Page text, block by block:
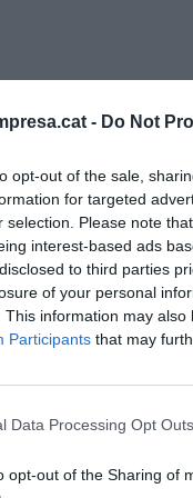
- Do Not
opt-out of the sale,
for targeted
selection. Please note
interest-based ads
to third parties
of your personal
This information may
Participants that may
Data Processing Opt Outs
opt-out of the Sharing of
del sector
Lali Soler, ha
dècada les
a l'hora
del mercat.
facilitat que
al camp de la
altres